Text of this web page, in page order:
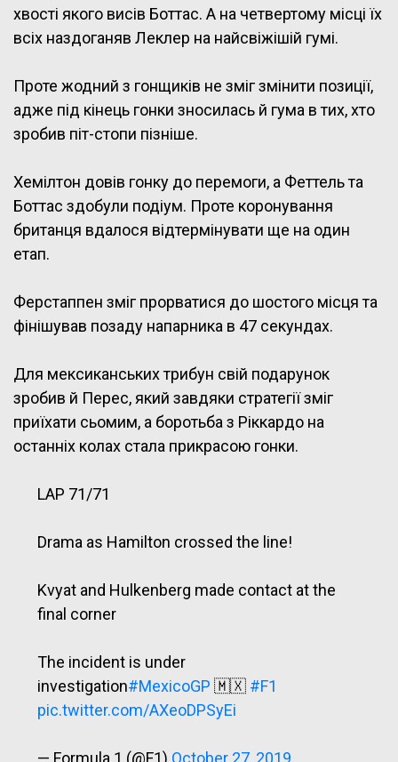
хвості якого висів Боттас. А на четвертому місці їх
всіх наздоганяв Леклер на найсвіжішій гумі.
Проте жодний з гонщиків не зміг змінити позиції,
адже під кінець гонки зносилась й гума в тих, хто
зробив піт-стопи пізніше.
Хемілтон довів гонку до перемоги, а Феттель та
Боттас здобули подіум. Проте коронування
британця вдалося відтермінувати ще на один
етап.
Ферстаппен зміг прорватися до шостого місця та
фінішував позаду напарника в 47 секундах.
Для мексиканських трибун свій подарунок
зробив й Перес, який завдяки стратегії зміг
приїхати сьомим, а боротьба з Ріккардо на
останніх колах стала прикрасою гонки.
LAP 71/71
Drama as Hamilton crossed the line!
Kvyat and Hulkenberg made contact at the
final corner
The incident is under
investigation#MexicoGP 🇲🇽 #F1
pic.twitter.com/AXeoDPSyEi
— Formula 1 (@F1) October 27, 2019